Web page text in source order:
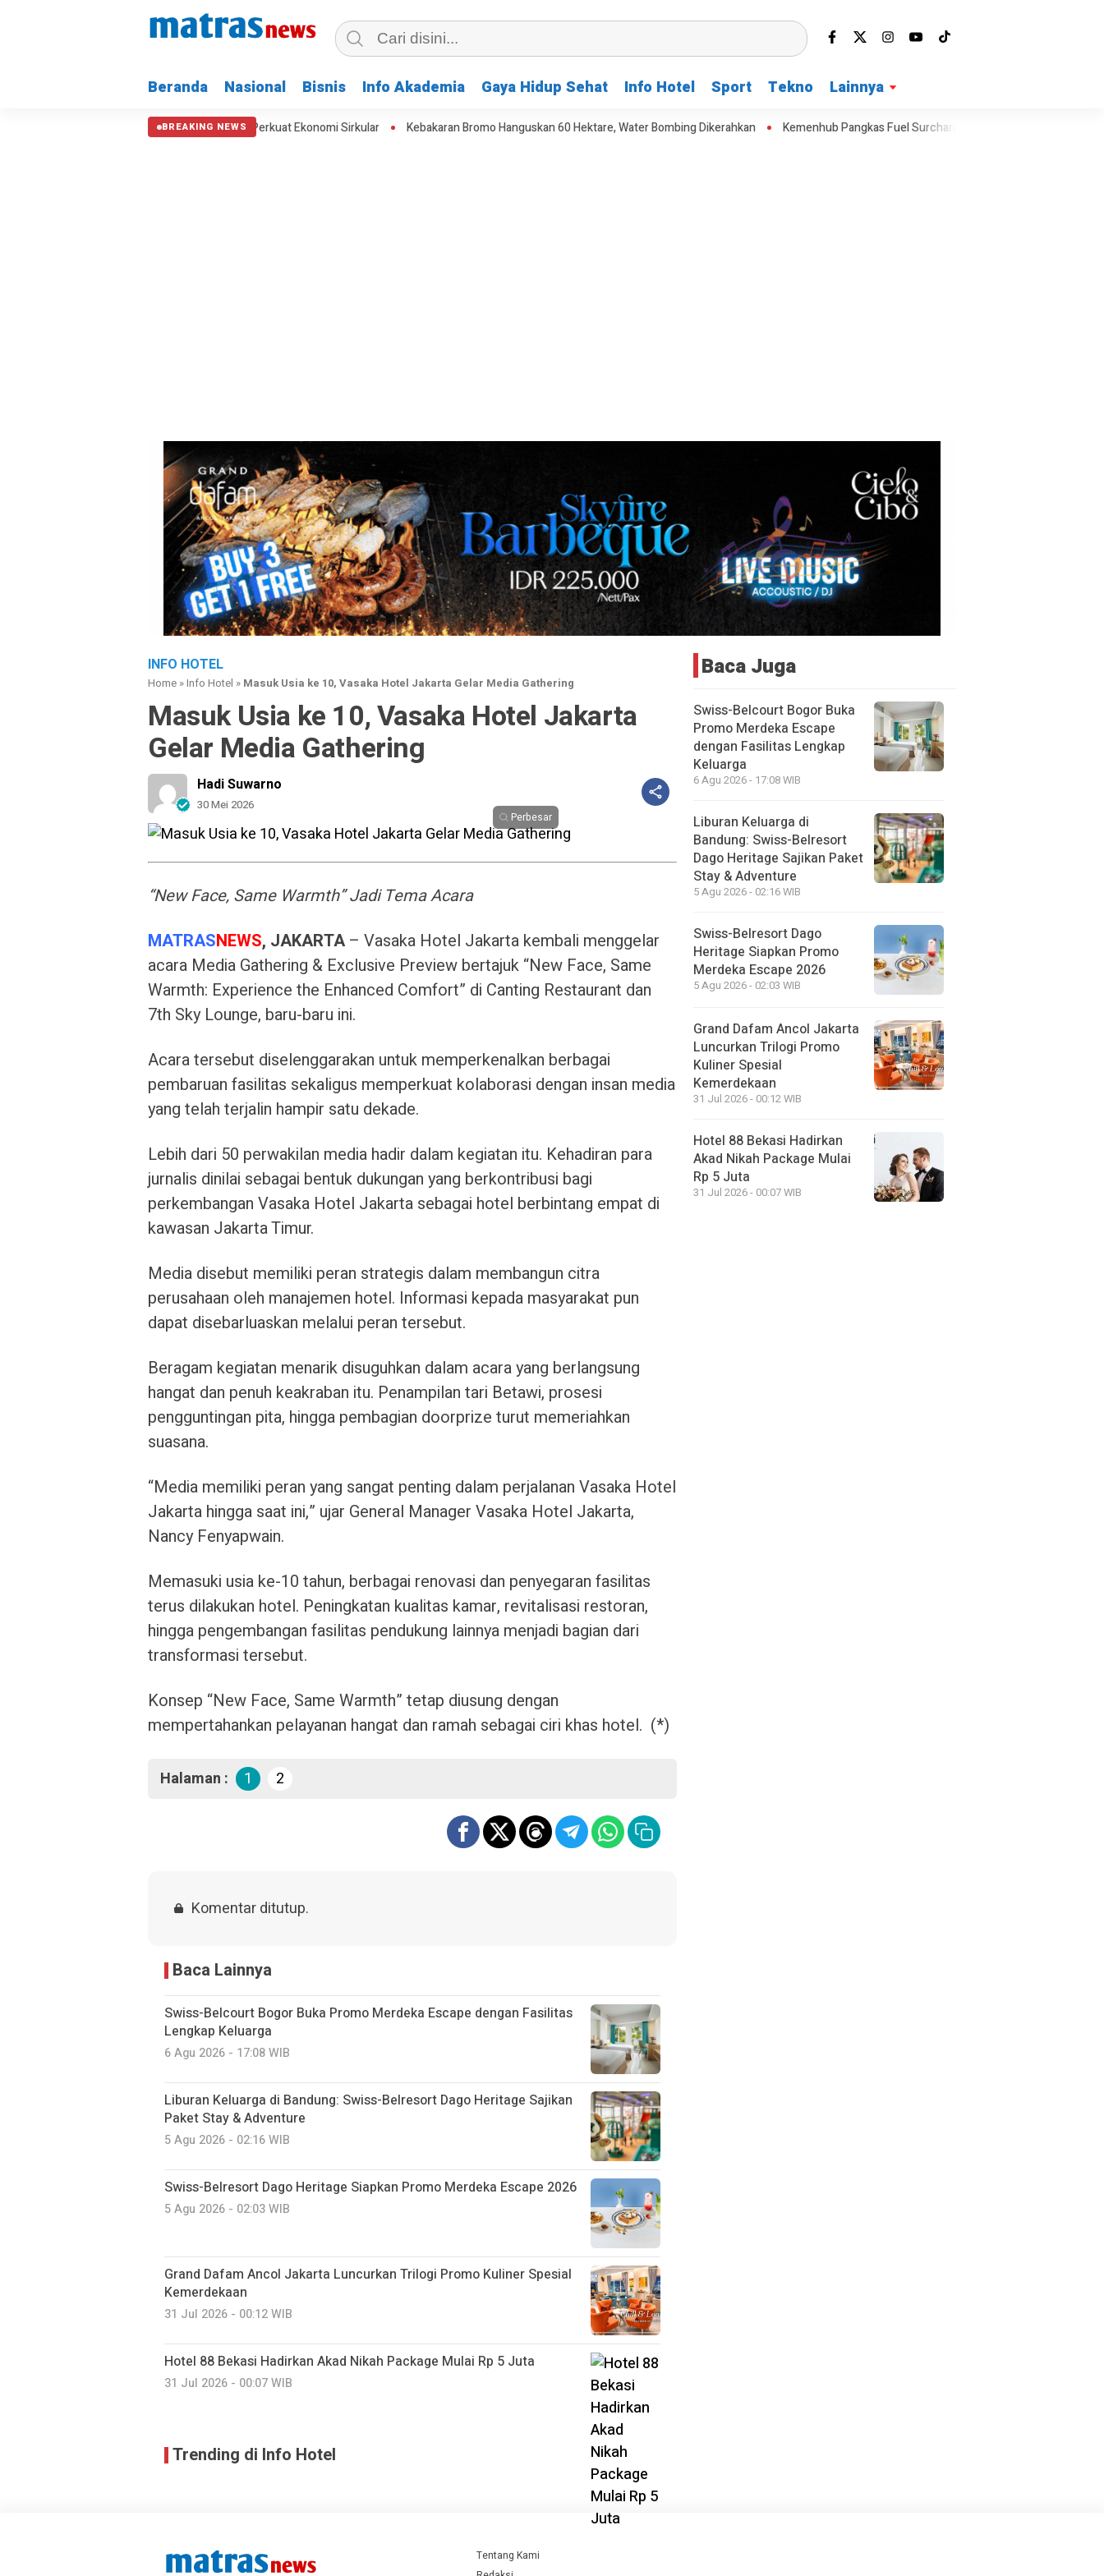
Beranda Nasional Bisnis Info Akademia Gaya Hidup Sehat Info Hotel Sport Tekno Lainnya
BREAKING NEWS
KAI Kelola 2.997,99 Ton Limbah, Perkuat Ekonomi Sirkular Kebakaran Bromo Hanguskan 60 Hektare, Water Bombing Dikerahkan Kemenhub Pangkas Fuel Surcharge Tiket Domestik Jadi Maksimal 30
INFO HOTEL
Home »Info Hotel » Masuk Usia ke 10, Vasaka Hotel Jakarta Gelar Media Gathering
Masuk Usia ke 10, Vasaka Hotel Jakarta
Gelar Media Gathering
Hadi Suwarno
30 Mei 2026
Perbesar
“New Face, Same Warmth” Jadi Tema Acara
MATRASNEWS, JAKARTA – Vasaka Hotel Jakarta kembali menggelar
acara Media Gathering & Exclusive Preview bertajuk “New Face, Same
Warmth: Experience the Enhanced Comfort” di Canting Restaurant dan
7th Sky Lounge, baru-baru ini.
Acara tersebut diselenggarakan untuk memperkenalkan berbagai
pembaruan fasilitas sekaligus memperkuat kolaborasi dengan insan media
yang telah terjalin hampir satu dekade.
Lebih dari 50 perwakilan media hadir dalam kegiatan itu. Kehadiran para
jurnalis dinilai sebagai bentuk dukungan yang berkontribusi bagi
perkembangan Vasaka Hotel Jakarta sebagai hotel berbintang empat di
kawasan Jakarta Timur.
Media disebut memiliki peran strategis dalam membangun citra
perusahaan oleh manajemen hotel. Informasi kepada masyarakat pun
dapat disebarluaskan melalui peran tersebut.
Beragam kegiatan menarik disuguhkan dalam acara yang berlangsung
hangat dan penuh keakraban itu. Penampilan tari Betawi, prosesi
pengguntingan pita, hingga pembagian doorprize turut memeriahkan
suasana.
“Media memiliki peran yang sangat penting dalam perjalanan Vasaka Hotel
Jakarta hingga saat ini,” ujar General Manager Vasaka Hotel Jakarta,
Nancy Fenyapwain.
Memasuki usia ke-10 tahun, berbagai renovasi dan penyegaran fasilitas
terus dilakukan hotel. Peningkatan kualitas kamar, revitalisasi restoran,
hingga pengembangan fasilitas pendukung lainnya menjadi bagian dari
transformasi tersebut.
Konsep “New Face, Same Warmth” tetap diusung dengan
mempertahankan pelayanan hangat dan ramah sebagai ciri khas hotel. (*)
Halaman : 1 2
Komentar ditutup.
Baca Lainnya
Swiss-Belcourt Bogor Buka Promo Merdeka Escape dengan Fasilitas
Lengkap Keluarga
6 Agu 2026 - 17:08 WIB
Liburan Keluarga di Bandung: Swiss-Belresort Dago Heritage Sajikan
Paket Stay & Adventure
5 Agu 2026 - 02:16 WIB
Swiss-Belresort Dago Heritage Siapkan Promo Merdeka Escape 2026
5 Agu 2026 - 02:03 WIB
Grand Dafam Ancol Jakarta Luncurkan Trilogi Promo Kuliner Spesial
Kemerdekaan
31 Jul 2026 - 00:12 WIB
Hotel 88 Bekasi Hadirkan Akad Nikah Package Mulai Rp 5 Juta
31 Jul 2026 - 00:07 WIB
Trending di Info Hotel
Baca Juga
Swiss-Belcourt Bogor Buka
Promo Merdeka Escape
dengan Fasilitas Lengkap
Keluarga
6 Agu 2026 - 17:08 WIB
Liburan Keluarga di
Bandung: Swiss-Belresort
Dago Heritage Sajikan Paket
Stay & Adventure
5 Agu 2026 - 02:16 WIB
Swiss-Belresort Dago
Heritage Siapkan Promo
Merdeka Escape 2026
5 Agu 2026 - 02:03 WIB
Grand Dafam Ancol Jakarta
Luncurkan Trilogi Promo
Kuliner Spesial
Kemerdekaan
31 Jul 2026 - 00:12 WIB
Hotel 88 Bekasi Hadirkan
Akad Nikah Package Mulai
Rp 5 Juta
31 Jul 2026 - 00:07 WIB
Tentang Kami